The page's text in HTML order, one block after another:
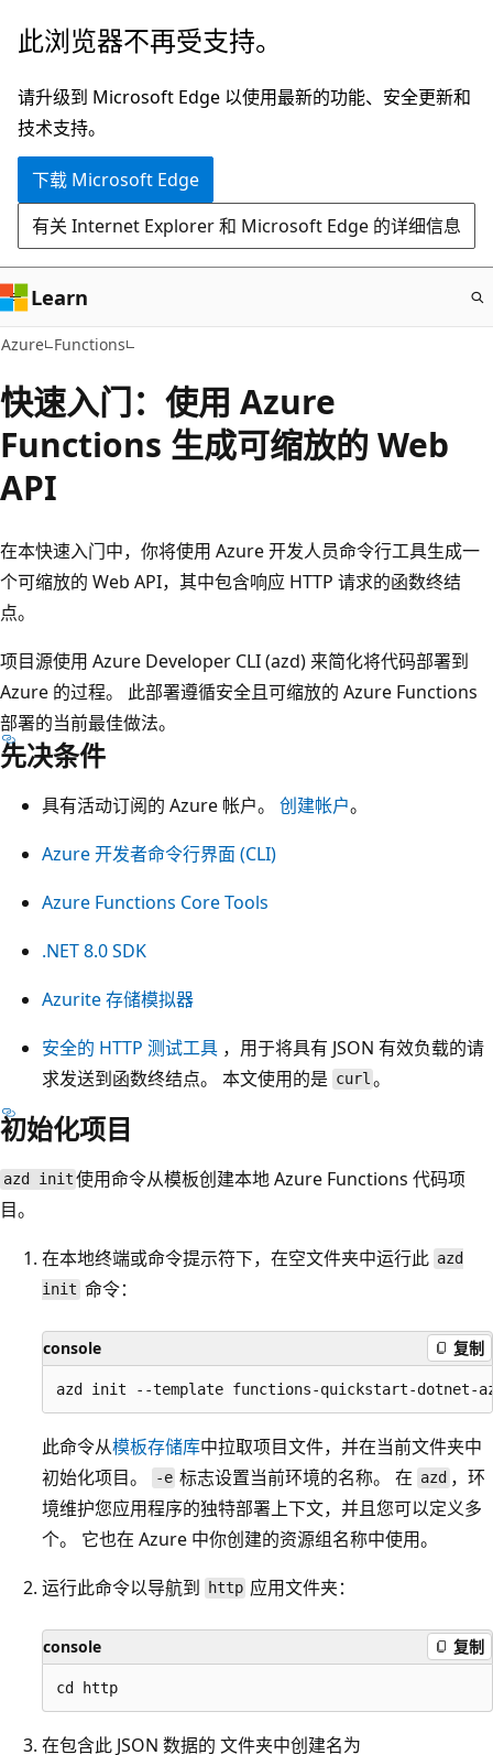
跳
主
要
内
此浏览器不再受支持。
请升级到 Microsoft Edge 以使用最新的功能、安全更新和
技术支持。
下载 Microsoft Edge
有关 Internet Explorer 和 Microsoft Edge 的详细信息
Learn
Azure Functions
快速入门：使用 Azure
Functions 生成可缩放的 Web
API
在本快速入门中，你将使用 Azure 开发人员命令行工具生成一
个可缩放的 Web API，其中包含响应 HTTP 请求的函数终结
点。
项目源使用 Azure Developer CLI (azd) 来简化将代码部署到
Azure 的过程。 此部署遵循安全且可缩放的 Azure Functions
部署的当前最佳做法。
先决条件
具有活动订阅的 Azure 帐户。 创建帐户。
Azure 开发者命令行界面 (CLI)
Azure Functions Core Tools
.NET 8.0 SDK
Azurite 存储模拟器
安全的 HTTP 测试工具 ，用于将具有 JSON 有效负载的请
求发送到函数终结点。 本文使用的是 curl 。
初始化项目
azd init 使用命令从模板创建本地 Azure Functions 代码项
目。
在本地终端或命令提示符下，在空文件夹中运行此 azd
init 命令：
console 复制
此命令从模板存储库中拉取项目文件，并在当前文件夹中
初始化项目。
-e 标志设置当前环境的名称。 在 azd ，环
境维护您应用程序的独特部署上下文，并且您可以定义多
个。 它也在 Azure 中你创建的资源组名称中使用。
运行此命令以导航到
http 应用文件夹：
console 复制
在包含此 JSON 数据的 文件夹中创建名为